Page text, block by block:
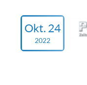
Okt. 24
2022